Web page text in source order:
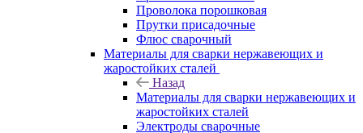
Проволока порошковая
Прутки присадочные
Флюс сварочный
Материалы для сварки нержавеющих и
жаростойких сталей
Назад
Материалы для сварки нержавеющих и
жаростойких сталей
Электроды сварочные